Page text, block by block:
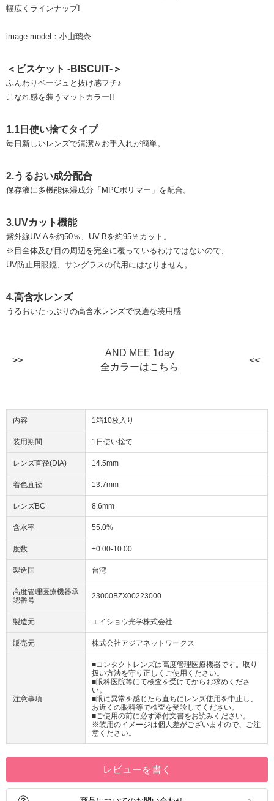
幅広くラインナップ!
image model：小山璃奈
＜ビスケット -BISCUIT-＞
ふんわりベージュと抜け感フチ♪
こなれ感を装うマットカラー!!
1.1日使い捨てタイプ
毎日新しいレンズで清潔＆お手入れが簡単。
2.うるおい成分配合
保存液に多機能保湿成分「MPCポリマー」を配合。
3.UVカット機能
紫外線UV-Aを約50％、UV-Bを約95％カット。
※目全体及び目の周辺を完全に覆っているわけではないので、
UV防止用眼鏡、サングラスの代用にはなりません。
4.高含水レンズ
うるおいたっぷりの高含水レンズで快適な装用感
AND MEE 1day
全カラーはこちら
内容 1箱10枚入り
装用期間 1日使い捨て
レンズ直径(DIA) 14.5mm
着色直径 13.7mm
レンズBC 8.6mm
含水率 55.0%
度数 ±0.00-10.00
製造国 台湾
高度管理医療機器承
認番号
23000BZX00223000
製造元 エイショウ光学株式会社
販売元 株式会社アジアネットワークス
注意事項
■コンタクトレンズは高度管理医療機器です。取り
扱い方法を守り正しくご使用ください。
■眼科医院等にて検査を受けてからお求めくださ
い。
■眼に異常を感じたら直ちにレンズ使用を中止し、
お近くの眼科等で検査を受診してください。
■ご使用の前に必ず添付文書をお読みください。
※装用のイメージは個人差がございますので、ご注
意ください。
レビューを書く